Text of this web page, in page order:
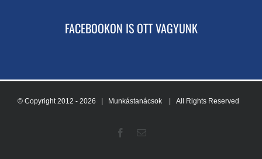
FACEBOOKON IS OTT VAGYUNK
© Copyright 2012 - 2026 | Munkástanácsok | All Rights Reserved
Facebook
Email